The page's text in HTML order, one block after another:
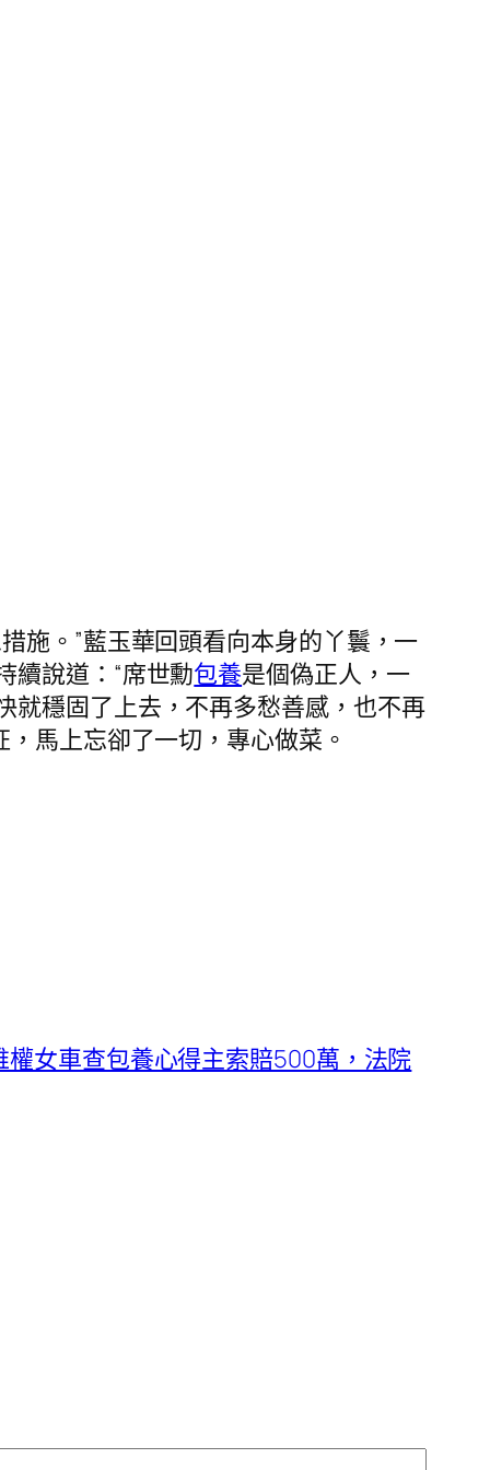
施。”藍玉華回頭看向本身的丫鬟，一
續說道：“席世勳包養是個偽正人，一
就穩固了上去，不再多愁善感，也不再
馬上忘卻了一切，專心做菜。
權女車查包養心得主索賠500萬，法院